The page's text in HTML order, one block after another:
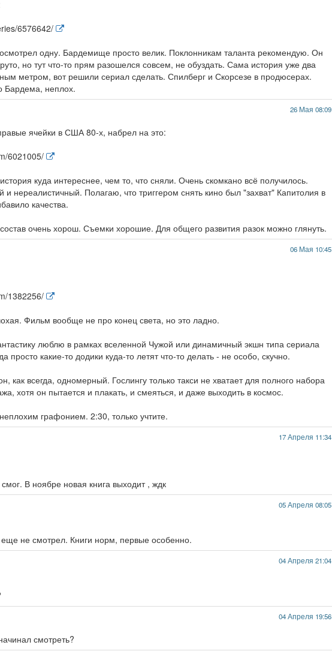
6576642/
одну. Бардемище просто велик. Поклонникам таланта рекомендую. Он
но тут что-то прям разошелся совсем, не обуздать. Сама история уже два
метром, вот решили сериал сделать. Спилберг и Скорсезе в продюсерах.
Бардема, неплох.
26 Мая 08:09
ячейки в США 80-х, набрел на это:
6021005/
куда интереснее, чем то, что сняли. Очень скомкано всё получилось.
нереалистичный. Полагаю, что триггером снять кино был "захват" Капитолия в
качества.
очень хорош. Съемки хорошие. Для общего развития разок можно глянуть.
06 Мая 10:45
1382256/
Фильм вообще не про конец света, но это ладно.
люблю в рамках вселенной Чужой или динамичный экшн типа сериала
просто какие-то додики куда-то летят что-то делать - не особо, скучно.
как всегда, одномерный. Гослингу только такси не хватает для полного набора
хотя он пытается и плакать, и смеяться, и даже выходить в космос.
графонием. 2:30, только учтите.
17 Апреля 11:34
В ноябре новая книга выходит , ждк
05 Апреля 08:05
не смотрел. Книги норм, первые особенно.
04 Апреля 21:04
04 Апреля 19:56
смотреть?